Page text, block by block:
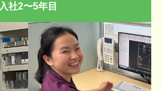
入社2〜5年目